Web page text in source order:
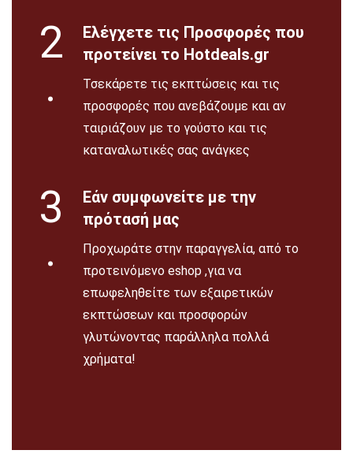
2
.
Ελέγχετε τις Προσφορές που
προτείνει το Hotdeals.gr
Τσεκάρετε τις εκπτώσεις και τις
προσφορές που ανεβάζουμε και αν
ταιριάζουν με το γούστο και τις
καταναλωτικές σας ανάγκες
3
.
Εάν συμφωνείτε με την
πρότασή μας
Προχωράτε στην παραγγελία, από το
προτεινόμενο eshop ,για να
επωφεληθείτε των εξαιρετικών
εκπτώσεων και προσφορών
γλυτώνοντας παράλληλα πολλά
χρήματα!